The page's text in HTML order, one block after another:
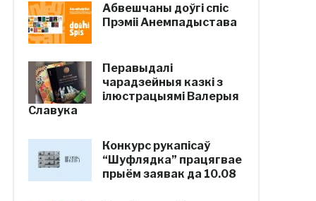
Абвешчаны доўгі спіс
Прэміі Анемпадыстава
Перавыдалі
чарадзейныя казкі з
ілюстрацыямі Валерыя
Славука
Конкурс рукапісаў
“Шуфлядка” працягвае
прыём заявак да 10.08